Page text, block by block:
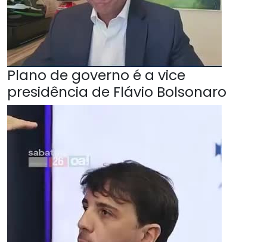
Plano de governo é a vice
presidência de Flávio Bolsonaro